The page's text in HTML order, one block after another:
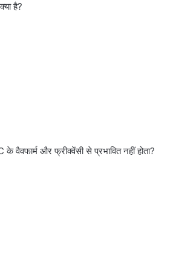
है?
वैवफार्म और फ्रीक्वेंसी से प्रभावित नहीं होता?